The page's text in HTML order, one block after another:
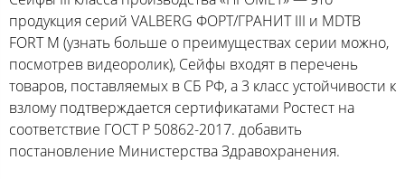
продукция серий VALBERG ФОРТ/ГРАНИТ III и MDTB
FORT M (узнать больше о преимуществах серии можно,
посмотрев видеоролик), Сейфы входят в перечень
товаров, поставляемых в СБ РФ, а 3 класс устойчивости к
взлому подтверждается сертификатами Ростест на
соответствие ГОСТ Р 50862-2017. добавить
постановление Министерства Здравохранения.